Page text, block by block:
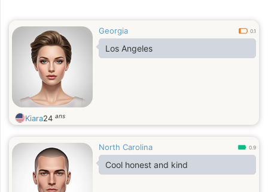
Georgia 0.1
Los Angeles
Kiara24 ans
North Carolina 0.9
Cool honest and kind